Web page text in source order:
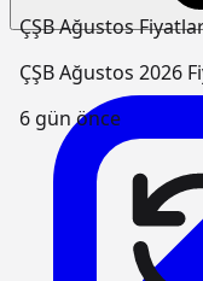
ÇŞB Ağustos
ÇŞB Ağustos 2026
6 gün önce